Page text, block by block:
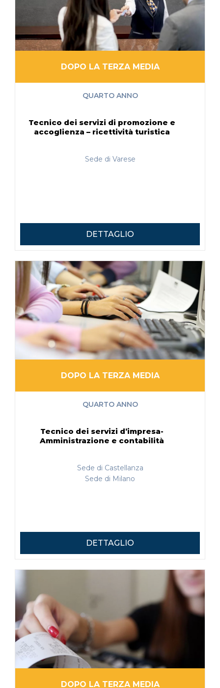
DOPO LA TERZA MEDIA
QUARTO ANNO
Tecnico dei servizi di promozione e
accoglienza – ricettività turistica
Sede di Varese
DETTAGLIO
DOPO LA TERZA MEDIA
QUARTO ANNO
Tecnico dei servizi d’impresa-
Amministrazione e contabilità
Sede di Castellanza
Sede di Milano
DETTAGLIO
DOPO LA TERZA MEDIA